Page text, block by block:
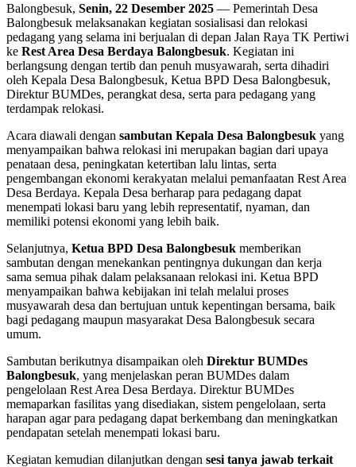
Balongbesuk, Senin, 22 Desember 2025 — Pemerintah Desa
Balongbesuk melaksanakan kegiatan sosialisasi dan relokasi
pedagang yang selama ini berjualan di depan Jalan Raya TK Pertiwi
ke Rest Area Desa Berdaya Balongbesuk. Kegiatan ini
berlangsung dengan tertib dan penuh musyawarah, serta dihadiri
oleh Kepala Desa Balongbesuk, Ketua BPD Desa Balongbesuk,
Direktur BUMDes, perangkat desa, serta para pedagang yang
terdampak relokasi.
Acara diawali dengan sambutan Kepala Desa Balongbesuk yang
menyampaikan bahwa relokasi ini merupakan bagian dari upaya
penataan desa, peningkatan ketertiban lalu lintas, serta
pengembangan ekonomi kerakyatan melalui pemanfaatan Rest Area
Desa Berdaya. Kepala Desa berharap para pedagang dapat
menempati lokasi baru yang lebih representatif, nyaman, dan
memiliki potensi ekonomi yang lebih baik.
Selanjutnya, Ketua BPD Desa Balongbesuk memberikan
sambutan dengan menekankan pentingnya dukungan dan kerja
sama semua pihak dalam pelaksanaan relokasi ini. Ketua BPD
menyampaikan bahwa kebijakan ini telah melalui proses
musyawarah desa dan bertujuan untuk kepentingan bersama, baik
bagi pedagang maupun masyarakat Desa Balongbesuk secara
umum.
Sambutan berikutnya disampaikan oleh Direktur BUMDes
Balongbesuk, yang menjelaskan peran BUMDes dalam
pengelolaan Rest Area Desa Berdaya. Direktur BUMDes
memaparkan fasilitas yang disediakan, sistem pengelolaan, serta
harapan agar para pedagang dapat berkembang dan meningkatkan
pendapatan setelah menempati lokasi baru.
Kegiatan kemudian dilanjutkan dengan sesi tanya jawab terkait